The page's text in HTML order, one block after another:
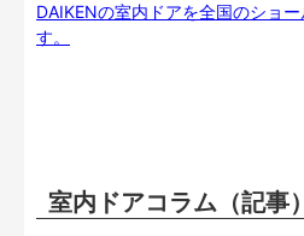
DAIKENの室内ドアを全国のショ
す。
室内ドアコラム（記事）